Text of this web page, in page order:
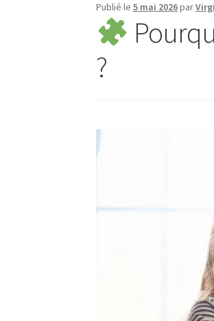
Publié le5 mai 2026par
?